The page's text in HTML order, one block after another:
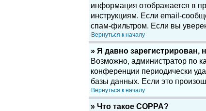
информация отображается в
инструкциям. Если email-
спам-фильтром. Если вы
Вернуться к началу
» Я давно зарегистрирован,
Возможно, администратор по
конференции периодически
базы данных. Если это
Вернуться к началу
» Что такое COPPA?